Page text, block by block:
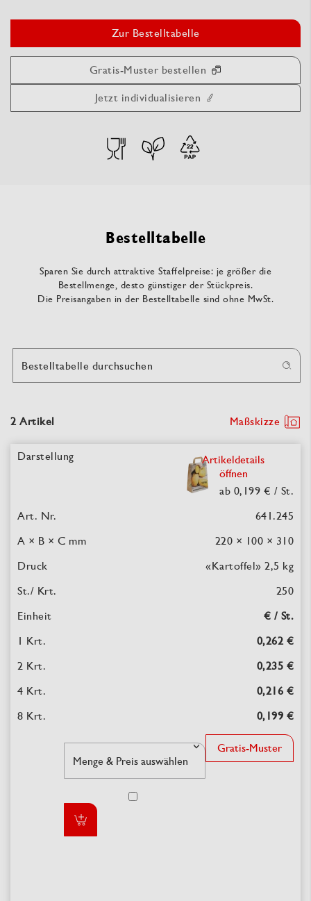
Zur Bestelltabelle
Gratis-Muster bestellen
Jetzt individualisieren
Bestelltabelle
Sparen Sie durch attraktive Staffelpreise: je größer die
Bestellmenge, desto günstiger der Stückpreis.
Die Preisangaben in der Bestelltabelle sind ohne MwSt.
2 Artikel Maßskizze
Bestelltabelle durchsuchen
Artikeldetails
öffnen
ab 0,199 € / St.
641.245
220 × 100 × 310
«Kartoffel» 2,5 kg
250
€ / St.
0,262 €
0,235 €
0,216 €
0,199 €
Gratis-Muster